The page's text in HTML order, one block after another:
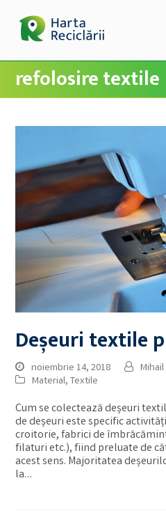
refolosire textile
Deșeuri textile
noiembrie 14, 2018
Material,Textile
Cum se colectează deșeuri
de deșeuri este specific
croitorie, fabrici de
filaturi etc.), fiind preluate de
acest sens. Majoritatea
la…